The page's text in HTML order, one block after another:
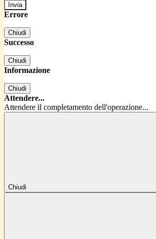
Errore
Chiudi
Successo
Chiudi
Informazione
Chiudi
Attendere...
Attendere il completamento dell'operazione...
Chiudi